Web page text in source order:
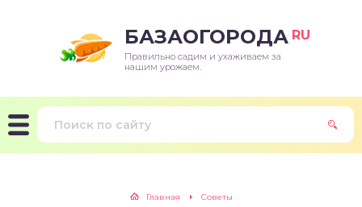
БАЗАОГОРОДА RU
Правильно садим и ухаживаем за
нашим урожаем.
Главная Советы